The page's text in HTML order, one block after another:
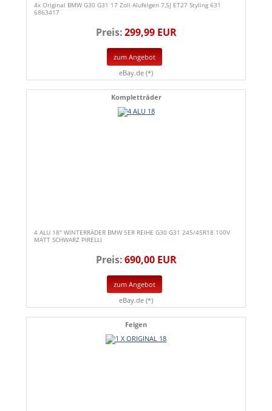
4x Original BMW G30 G31 17 Zoll Alufelgen 7,5J ET27 Styling 631
6863417
Preis:299,99 EUR
zum Angebot
eBay.de (*)
Kompletträder
4 ALU 18" WINTERRÄDER BMW 5ER REIHE G30 G31 245/45R18 100V
MATT SCHWARZ PIRELLI
Preis:690,00 EUR
zum Angebot
eBay.de (*)
Felgen